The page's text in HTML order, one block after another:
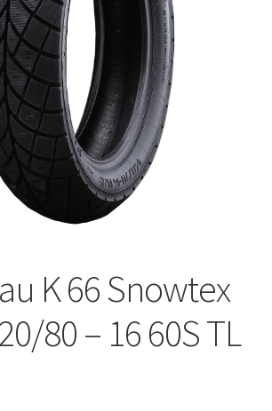
K 66 Snowtex
80 – 16 60S TL